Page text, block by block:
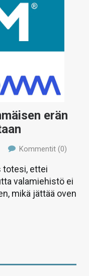
erän
Kommentit (0)
totesi, ettei
valamiehistö ei
mikä jättää oven